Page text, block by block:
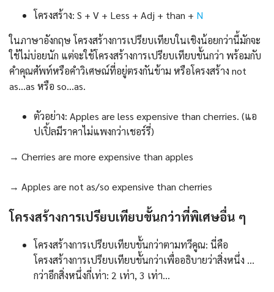
โครงสร้าง: S + V + Less + Adj + than + N
ในภาษาอังกฤษ โครงสร้างการเปรียบเทียบในเชิงน้อยกว่านี้มักจะ
ใช้ไม่บ่อยนัก แต่จะใช้โครงสร้างการเปรียบเทียบขั้นกว่า พร้อมกับ
คำคุณศัพท์หรือคำวิเศษณ์ที่อยู่ตรงกันข้าม หรือโครงสร้าง not
as…as หรือ so…as.
ตัวอย่าง: Apples are less expensive than cherries. (แอ
ปเปิ้ลมีราคาไม่แพงกว่าเชอร์รี่)
→ Cherries are more expensive than apples
→ Apples are not as/so expensive than cherries
โครงสร้างการเปรียบเทียบขั้นกว่าที่พิเศษอื่น ๆ
โครงสร้างการเปรียบเทียบขั้นกว่าตามทวีคูณ: นี่คือ
โครงสร้างการเปรียบเทียบขั้นกว่าเพื่ออธิบายว่าสิ่งหนึ่ง …
กว่าอีกสิ่งหนึ่งกี่เท่า: 2 เท่า, 3 เท่า…